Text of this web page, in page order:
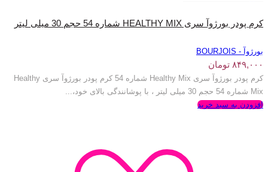
کرم پودر بورژوآ سری HEALTHY MIX شماره 54 حجم 30 میلی لیتر
بورژوآ - BOURJOIS
۸۴۹,۰۰۰ تومان
کرم پودر بورژوآ سری Healthy Mix شماره 54 کرم پودر بورژوآ سری Healthy
Mix شماره 54 حجم 30 میلی لیتر ، با پوشانندگی بالای خود،...
افزودن به سبد خرید